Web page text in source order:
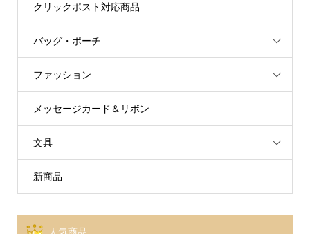
クリックポスト対応商品
バッグ・ポーチ
ファッション
メッセージカード＆リボン
文具
新商品